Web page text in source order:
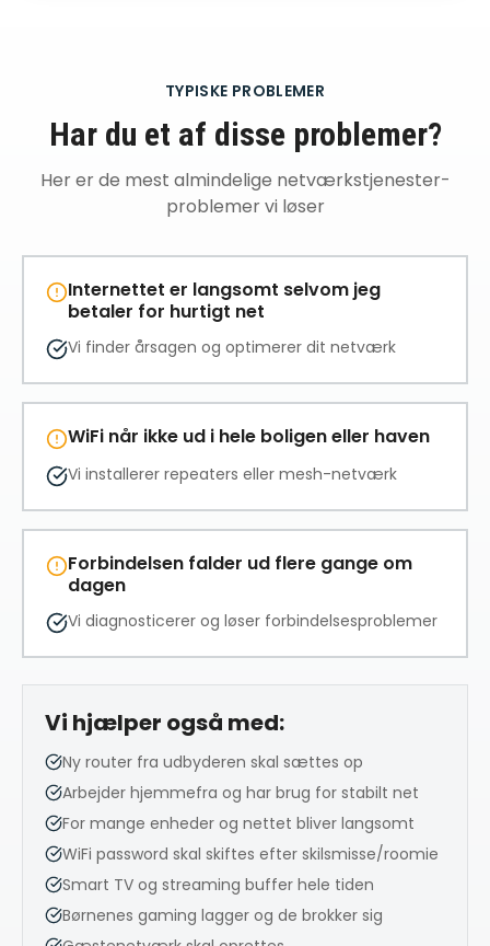
TYPISKE PROBLEMER
Har du et af disse problemer?
Her er de mest almindelige netværkstjenester-
problemer vi løser
Internettet er langsomt selvom jeg
betaler for hurtigt net
Vi finder årsagen og optimerer dit netværk
WiFi når ikke ud i hele boligen eller haven
Vi installerer repeaters eller mesh-netværk
Forbindelsen falder ud flere gange om
dagen
Vi diagnosticerer og løser forbindelsesproblemer
Vi hjælper også med:
Ny router fra udbyderen skal sættes op
Arbejder hjemmefra og har brug for stabilt net
For mange enheder og nettet bliver langsomt
WiFi password skal skiftes efter skilsmisse/roomie
Smart TV og streaming buffer hele tiden
Børnenes gaming lagger og de brokker sig